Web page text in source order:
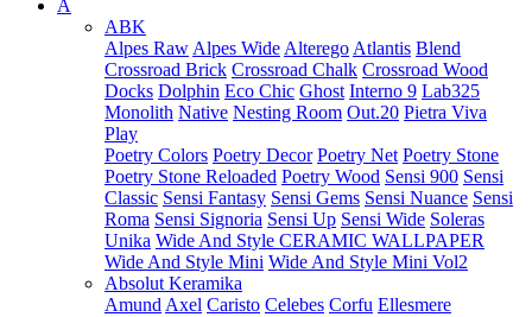
A
ABK
Alpes Raw Alpes Wide Alterego Atlantis Blend
Crossroad Brick Crossroad Chalk Crossroad Wood
Docks Dolphin Eco Chic Ghost Interno 9 Lab325
Monolith Native Nesting Room Out.20 Pietra Viva
Play
Poetry Colors Poetry Decor Poetry Net Poetry Stone
Poetry Stone Reloaded Poetry Wood Sensi 900 Sensi
Classic Sensi Fantasy Sensi Gems Sensi Nuance Sensi
Roma Sensi Signoria Sensi Up Sensi Wide Soleras
Unika Wide And Style CERAMIC WALLPAPER
Wide And Style Mini Wide And Style Mini Vol2
Absolut Keramika
Amund Axel Caristo Celebes Corfu Ellesmere